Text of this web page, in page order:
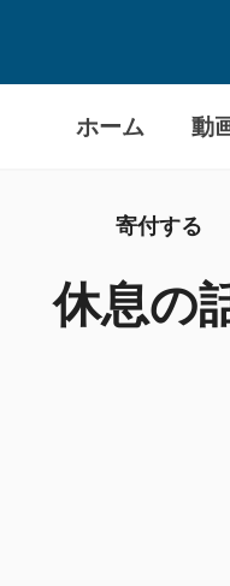
ホーム 動
寄付する
休息の